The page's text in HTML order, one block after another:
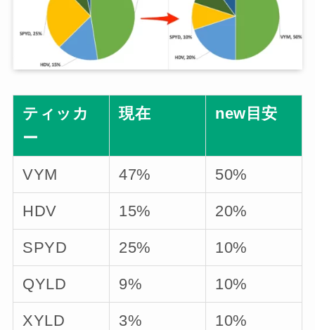
ティッカ
ー
現在 new目安
VYM 47% 50%
HDV 15% 20%
SPYD 25% 10%
QYLD 9% 10%
XYLD 3% 10%